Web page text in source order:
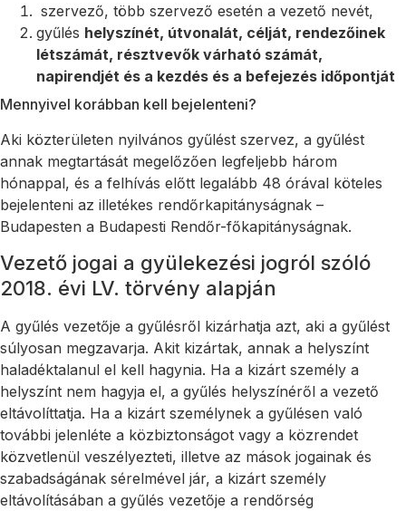
szervező, több szervező esetén a vezető nevét,
gyűlés helyszínét, útvonalát, célját, rendezőinek
létszámát, résztvevők várható számát,
napirendjét és a kezdés és a befejezés időpontját
Mennyivel korábban kell bejelenteni?
Aki közterületen nyilvános gyűlést szervez, a gyűlést
annak megtartását megelőzően legfeljebb három
hónappal, és a felhívás előtt legalább 48 órával köteles
bejelenteni az illetékes rendőrkapitányságnak –
Budapesten a Budapesti Rendőr-főkapitányságnak.
Vezető jogai a gyülekezési jogról szóló
2018. évi LV. törvény alapján
A gyűlés vezetője a gyűlésről kizárhatja azt, aki a gyűlést
súlyosan megzavarja. Akit kizártak, annak a helyszínt
haladéktalanul el kell hagynia. Ha a kizárt személy a
helyszínt nem hagyja el, a gyűlés helyszínéről a vezető
eltávolíttatja. Ha a kizárt személynek a gyűlésen való
további jelenléte a közbiztonságot vagy a közrendet
közvetlenül veszélyezteti, illetve az mások jogainak és
szabadságának sérelmével jár, a kizárt személy
eltávolításában a gyűlés vezetője a rendőrség